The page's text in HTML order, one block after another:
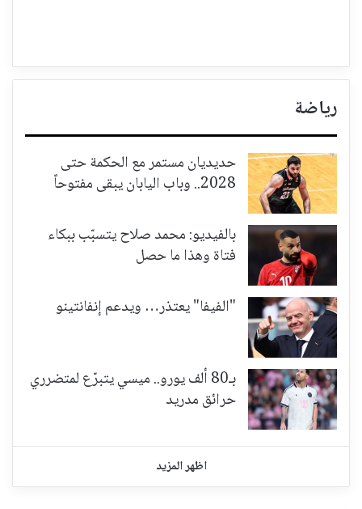
رياضة
حديديان مستمر مع الحكمة حتى
2028.. وباب اليابان يبقى مفتوحاً
بالفيديو: محمد صلاح يتسبّب ببكاء
فتاة وهذا ما حصل
"الفيفا" يعتذر… ويدعم إنفانتينو
بـ80 ألف يورو.. ميسي يتبرّع لمتضرري
حرائق مدريد
اظهر المزيد